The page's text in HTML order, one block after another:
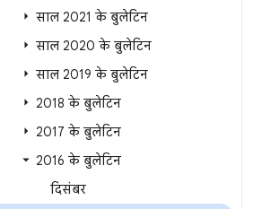
साल 2021 के बुलेटिन
साल 2020 के बुलेटिन
साल 2019 के बुलेटिन
2018 के बुलेटिन
2017 के बुलेटिन
2016 के बुलेटिन
दिसंबर